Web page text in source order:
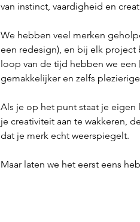
van instinct, vaardigheid en
We hebben veel merken
een redesign), en bij elk project
loop van de tijd hebben we een
gemakkelijker en zelfs
Als je op het punt staat je
je creativiteit aan te wakkeren,
dat je merk echt weerspiegelt.
Maar laten we het eerst eens